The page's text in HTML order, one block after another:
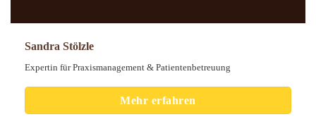
Sandra Stölzle
Expertin für Praxismanagement & Patientenbetreuung
Mehr erfahren